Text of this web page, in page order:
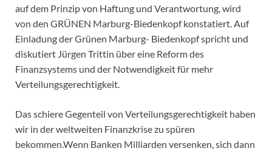
auf dem Prinzip von Haftung und Verantwortung, wird
von den GRÜNEN Marburg-Biedenkopf konstatiert. Auf
Einladung der Grünen Marburg- Biedenkopf spricht und
diskutiert Jürgen Trittin über eine Reform des
Finanzsystems und der Notwendigkeit für mehr
Verteilungsgerechtigkeit.
Das schiere Gegenteil von Verteilungsgerechtigkeit haben
wir in der weltweiten Finanzkrise zu spüren
bekommen.Wenn Banken Milliarden versenken, sich dann